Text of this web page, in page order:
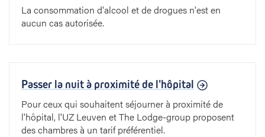
La consommation d'alcool et de drogues n'est en
aucun cas autorisée.
Passer la nuit à proximité de l'hôpital
Pour ceux qui souhaitent séjourner à proximité de
l'hôpital, l'UZ Leuven et The Lodge-group proposent
des chambres à un tarif préférentiel.